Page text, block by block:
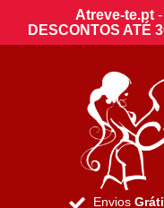
Atreve-te.pt-
DESCONTOS ATÉ
Envios